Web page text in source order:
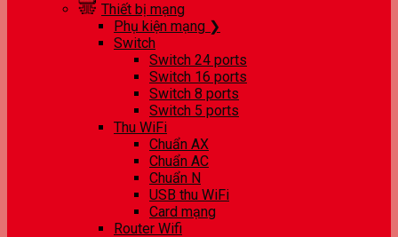
Thiết bị mạng
Phụ kiện mạng ❯
Switch
Switch 24 ports
Switch 16 ports
Switch 8 ports
Switch 5 ports
Thu WiFi
Chuẩn AX
Chuẩn AC
Chuẩn N
USB thu WiFi
Card mạng
Router Wifi